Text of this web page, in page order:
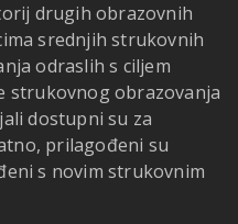
drugih obrazovnih
srednjih strukovnih
odraslih s ciljem
strukovnog obrazovanja
dostupni su za
prilagođeni su
s novim strukovnim